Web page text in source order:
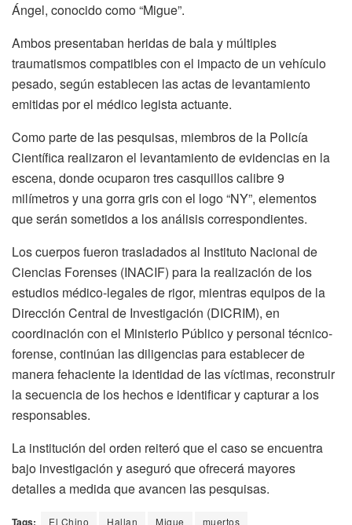
Ángel, conocido como “Migue”.
Ambos presentaban heridas de bala y múltiples
traumatismos compatibles con el impacto de un vehículo
pesado, según establecen las actas de levantamiento
emitidas por el médico legista actuante.
Como parte de las pesquisas, miembros de la Policía
Científica realizaron el levantamiento de evidencias en la
escena, donde ocuparon tres casquillos calibre 9
milímetros y una gorra gris con el logo “NY”, elementos
que serán sometidos a los análisis correspondientes.
Los cuerpos fueron trasladados al Instituto Nacional de
Ciencias Forenses (INACIF) para la realización de los
estudios médico-legales de rigor, mientras equipos de la
Dirección Central de Investigación (DICRIM), en
coordinación con el Ministerio Público y personal técnico-
forense, continúan las diligencias para establecer de
manera fehaciente la identidad de las víctimas, reconstruir
la secuencia de los hechos e identificar y capturar a los
responsables.
La institución del orden reiteró que el caso se encuentra
bajo investigación y aseguró que ofrecerá mayores
detalles a medida que avancen las pesquisas.
Tags: El Chino Hallan Migue
muertos